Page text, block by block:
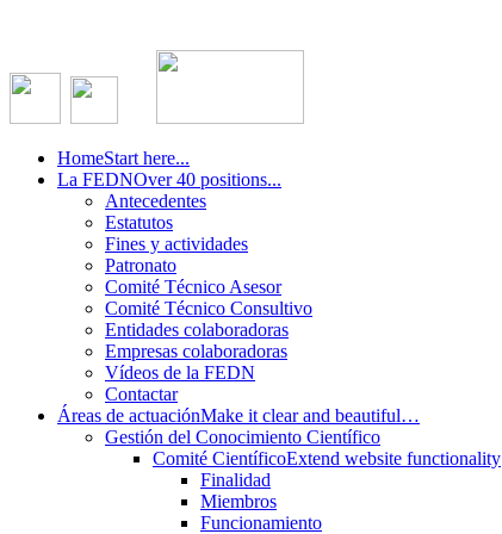
HomeStart here...
La FEDNOver 40 positions...
Antecedentes
Estatutos
Fines y actividades
Patronato
Comité Técnico Asesor
Comité Técnico Consultivo
Entidades colaboradoras
Empresas colaboradoras
Vídeos de la FEDN
Contactar
Áreas de actuaciónMake it clear and beautiful…
Gestión del Conocimiento Científico
Comité CientíficoExtend website functionality
Finalidad
Miembros
Funcionamiento